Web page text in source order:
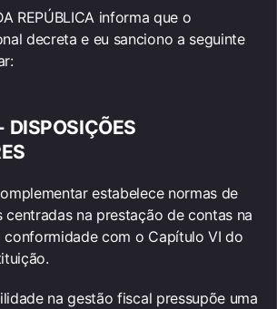
REPÚBLICA informa que o
decreta e eu sanciono a seguinte
DISPOSIÇÕES
estabelece normas de
centradas na prestação de contas na
conformidade com o Capítulo VI do
na gestão fiscal pressupõe uma